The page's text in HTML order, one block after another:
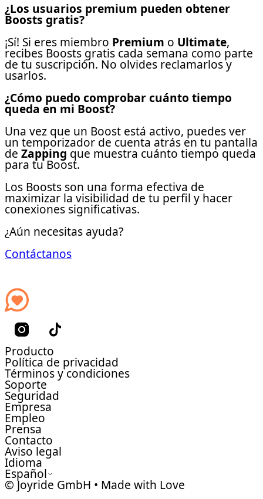
¿Los usuarios premium pueden obtener
Boosts gratis?
¡Sí! Si eres miembro Premium o Ultimate,
recibes Boosts gratis cada semana como parte
de tu suscripción. No olvides reclamarlos y
usarlos.
¿Cómo puedo comprobar cuánto tiempo
queda en mi Boost?
Una vez que un Boost está activo, puedes ver
un temporizador de cuenta atrás en tu pantalla
de Zapping que muestra cuánto tiempo queda
para tu Boost.
Los Boosts son una forma efectiva de
maximizar la visibilidad de tu perfil y hacer
conexiones significativas.
¿Aún necesitas ayuda?
Contáctanos
Producto
Política de privacidad
Términos y condiciones
Soporte
Seguridad
Empresa
Empleo
Prensa
Contacto
Aviso legal
Idioma
Español
© Joyride GmbH • Made with Love